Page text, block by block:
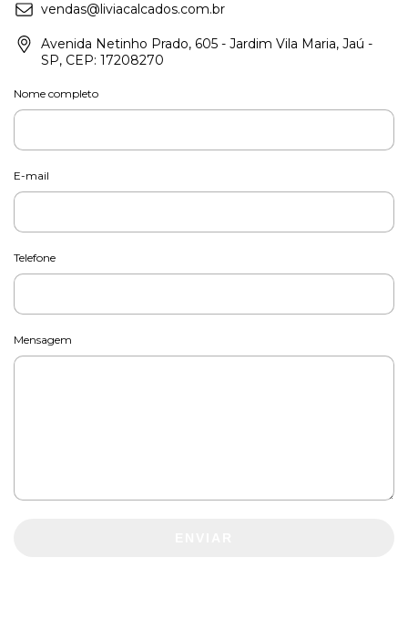
vendas@liviacalcados.com.br
Avenida Netinho Prado, 605 - Jardim Vila Maria, Jaú -
SP, CEP: 17208270
Nome completo
E-mail
Telefone
Mensagem